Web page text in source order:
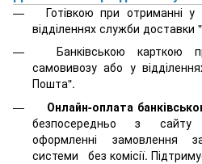
Готівкою при отриманні
відділеннях служби
Банківською карткою
самовивозу або у
Пошта".
Онлайн-оплата
безпосередньо з сайту
оформленні замовлення
системи
без комісії.